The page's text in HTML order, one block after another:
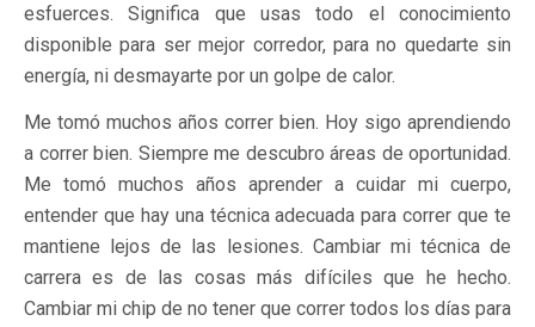
esfuerces. Significa que usas todo el conocimiento
disponible para ser mejor corredor, para no quedarte sin
energía, ni desmayarte por un golpe de calor.
Me tomó muchos años correr bien. Hoy sigo aprendiendo
a correr bien. Siempre me descubro áreas de oportunidad.
Me tomó muchos años aprender a cuidar mi cuerpo,
entender que hay una técnica adecuada para correr que te
mantiene lejos de las lesiones. Cambiar mi técnica de
carrera es de las cosas más difíciles que he hecho.
Cambiar mi chip de no tener que correr todos los días para